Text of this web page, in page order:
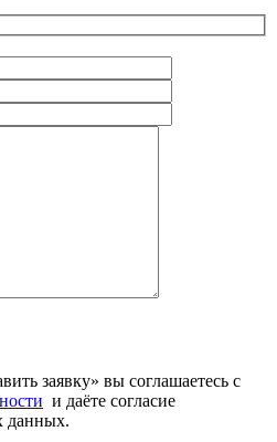
заявку» вы соглашаетесь с
и даёте согласие
данных.